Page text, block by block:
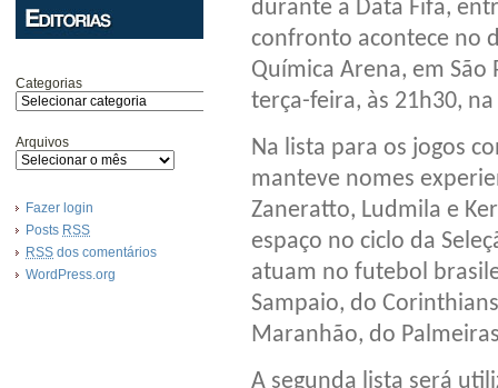
Categorias
Arquivos
Fazer login
Posts RSS
RSS dos comentários
WordPress.org
durante a Data Fifa,
confronto acontece no
Química Arena, em
terça-feira, às 21h30,
Na lista para os jogos
manteve nomes
Zaneratto, Ludmila e
espaço no ciclo da
atuam no futebol
Sampaio, do
Maranhão, do
A segunda lista será